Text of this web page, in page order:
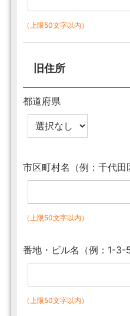
（上限50文字以内）
旧住所
都道府県
市区町村名（例：千代田
（上限50文字以内）
番地・ビル名（例：1-3-5
（上限50文字以内）